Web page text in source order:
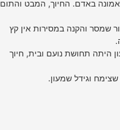
באדם. החיוך, המבט והתום
שמסר והקנה במסירות אין קץ
היתה תחושת נועם ובית, חיוך
וגידל שמעון.